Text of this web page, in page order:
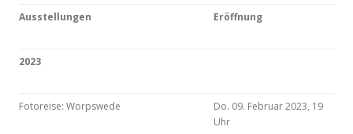
Ausstellungen Eröffnung
2023
Fotoreise: Worpswede
Do. 09. Februar 2023, 19
Uhr